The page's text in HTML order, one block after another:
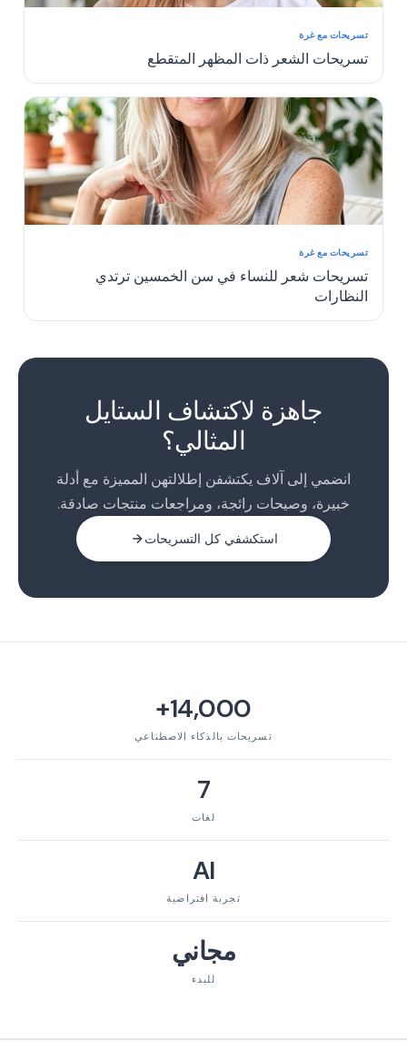
تسريحات مع غرة
تسريحات الشعر ذات المظهر المتقطع
تسريحات مع غرة
تسريحات شعر للنساء في سن الخمسين ترتدي
النظارات
جاهزة لاكتشاف الستايل
المثالي؟
انضمي إلى آلاف يكتشفن إطلالتهن المميزة مع أدلة
خبيرة، وصيحات رائجة، ومراجعات منتجات صادقة.
استكشفي كل التسريحات
14,000+
تسريحات بالذكاء الاصطناعي
7
لغات
AI
تجربة افتراضية
مجاني
للبدء